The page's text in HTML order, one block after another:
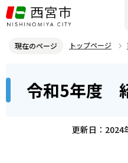
こ
の
ジ
先
現在のページ トップページ
令和5年度 紹興ウィーク
こ
令和5年度
更新日：2024